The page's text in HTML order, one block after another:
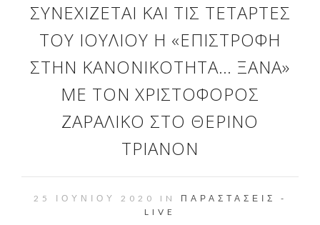
ΣΥΝΕΧΊΖΕΤΑΙ ΚΑΙ ΤΙΣ ΤΕΤΆΡΤΕΣ
ΤΟΥ ΙΟΥΛΊΟΥ Η «ΕΠΙΣΤΡΟΦΉ
ΣΤΗΝ ΚΑΝΟΝΙΚΌΤΗΤΑ… ΞΑΝΆ»
ΜΕ ΤΟΝ ΧΡΙΣΤΌΦΟΡΟΣ
ΖΑΡΑΛΊΚΟ ΣΤΟ ΘΕΡΙΝΌ
ΤΡΙΑΝΟΝ
25 ΙΟΥΝΊΟΥ 2020 IN ΠΑΡΑΣΤΆΣΕΙΣ -
LIVE